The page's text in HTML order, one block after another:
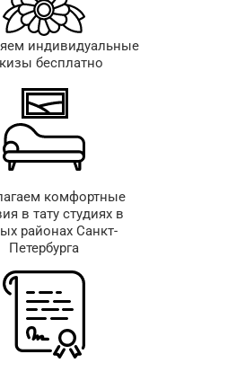
индивидуальные
бесплатно
комфортные
в тату студиях в
районах Санкт-
Петербурга